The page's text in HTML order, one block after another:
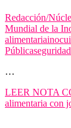
Redacción/
Mundial de la
alimentaria
Pública
…
LEER NOTA
alimentaria con